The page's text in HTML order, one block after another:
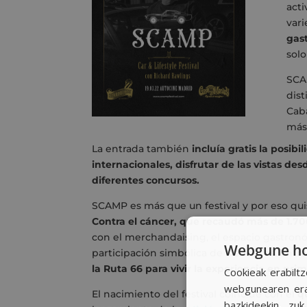
La entrada también incluía gratis la
internacionales, disfrutar de las vistas
diferentes concursos.
SCAMP es más que un festival y por eso
Contra el cáncer, que recaudó más de
con el merchandaising, el espacio
participación simbólica de tres euros.
la Ruta 66 para vivir la experiencia en
El nacimiento del festival coincide con el
Webgune
Cookieak
webgunearen